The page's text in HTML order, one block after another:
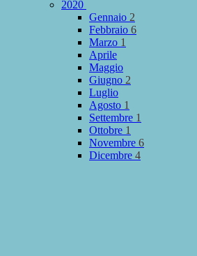
2020
Gennaio 2
Febbraio 6
Marzo 1
Aprile
Maggio
Giugno 2
Luglio
Agosto 1
Settembre 1
Ottobre 1
Novembre 6
Dicembre 4